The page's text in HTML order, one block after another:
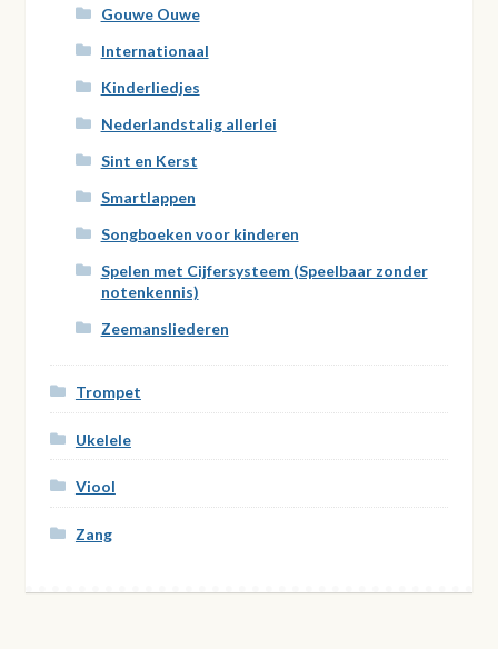
Gouwe Ouwe
Internationaal
Kinderliedjes
Nederlandstalig allerlei
Sint en Kerst
Smartlappen
Songboeken voor kinderen
Spelen met Cijfersysteem (Speelbaar zonder
notenkennis)
Zeemansliederen
Trompet
Ukelele
Viool
Zang